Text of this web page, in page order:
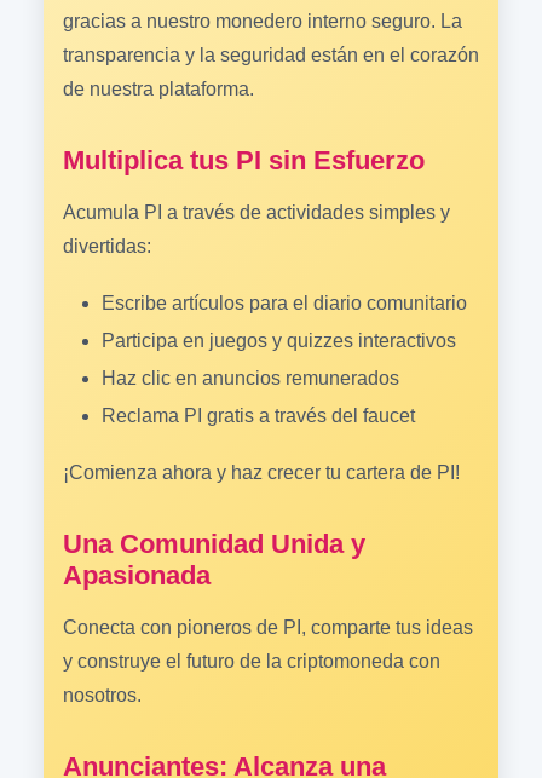
gracias a nuestro monedero interno seguro. La
transparencia y la seguridad están en el corazón
de nuestra plataforma.
Multiplica tus PI sin Esfuerzo
Acumula PI a través de actividades simples y
divertidas:
Escribe artículos para el diario comunitario
Participa en juegos y quizzes interactivos
Haz clic en anuncios remunerados
Reclama PI gratis a través del faucet
¡Comienza ahora y haz crecer tu cartera de PI!
Una Comunidad Unida y
Apasionada
Conecta con pioneros de PI, comparte tus ideas
y construye el futuro de la criptomoneda con
nosotros.
Anunciantes: Alcanza una